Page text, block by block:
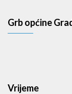
Grb općine
Vrijeme